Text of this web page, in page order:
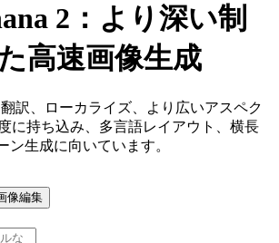
2：より深い制
高速画像生成
訳、ローカライズ、より広いアスペク
に持ち込み、多言語レイアウト、横長
ン生成に向いています。
像編集